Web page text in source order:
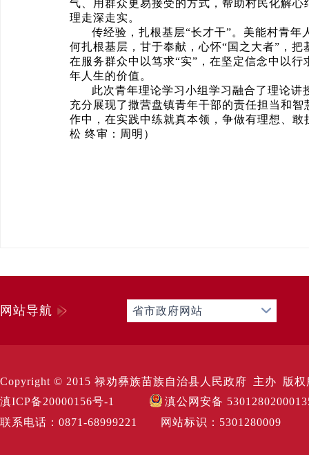
气、用群众更易接受的方式，帮助村民化解
理走深走实。
传经验，扎根基层“长才干”。美能村青
何扎根基层，甘于奉献，心怀“国之大者”，
在服务群众中以笃求“实”，在坚定信念中以
年人生的价值。
此次青年理论学习小组学习融合了理论
充分展现了撒营盘镇青年干部的责任担当和
作中，在实践中练就真本领，争做有理想、
松 终审：周明）
网站导航 省市政府网站
Copyright © 2015 禄劝彝族苗族自治县人民政府 主办 版
滇ICP备20000156号-1
滇公网安备
联系电话：0871-68999221 网站标识：